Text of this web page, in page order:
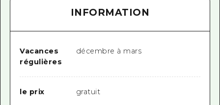
INFORMATION
Vacances
régulières
décembre à mars
le prix gratuit